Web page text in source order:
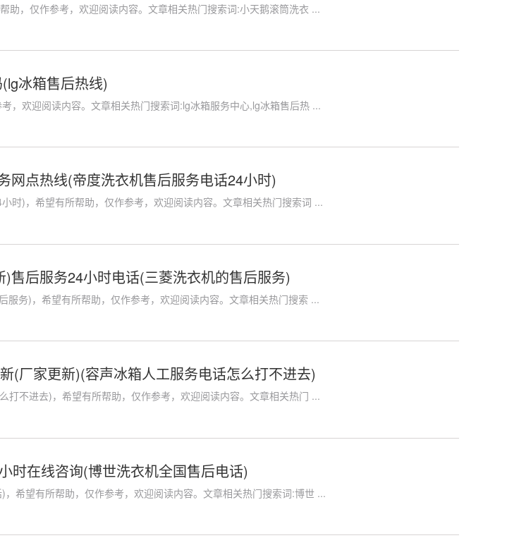
助，仅作参考，欢迎阅读内容。文章相关热门搜索词:小天鹅滚筒洗衣 ...
冰箱售后热线)
，欢迎阅读内容。文章相关热门搜索词:lg冰箱服务中心,lg冰箱售后热 ...
网点热线(帝度洗衣机售后服务电话24小时)
时)，希望有所帮助，仅作参考，欢迎阅读内容。文章相关热门搜索词 ...
售后服务24小时电话(三菱洗衣机的售后服务)
服务)，希望有所帮助，仅作参考，欢迎阅读内容。文章相关热门搜索 ...
(厂家更新)(容声冰箱人工服务电话怎么打不进去)
打不进去)，希望有所帮助，仅作参考，欢迎阅读内容。文章相关热门 ...
时在线咨询(博世洗衣机全国售后电话)
希望有所帮助，仅作参考，欢迎阅读内容。文章相关热门搜索词:博世 ...